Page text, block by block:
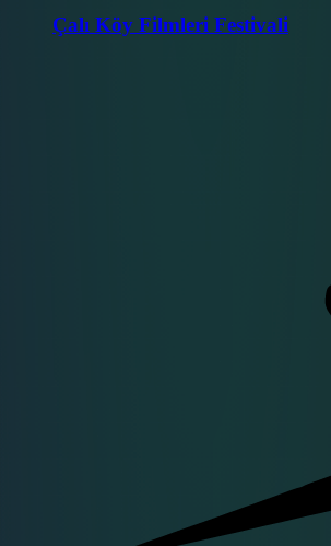
Çalı Köy Filmleri Festivali